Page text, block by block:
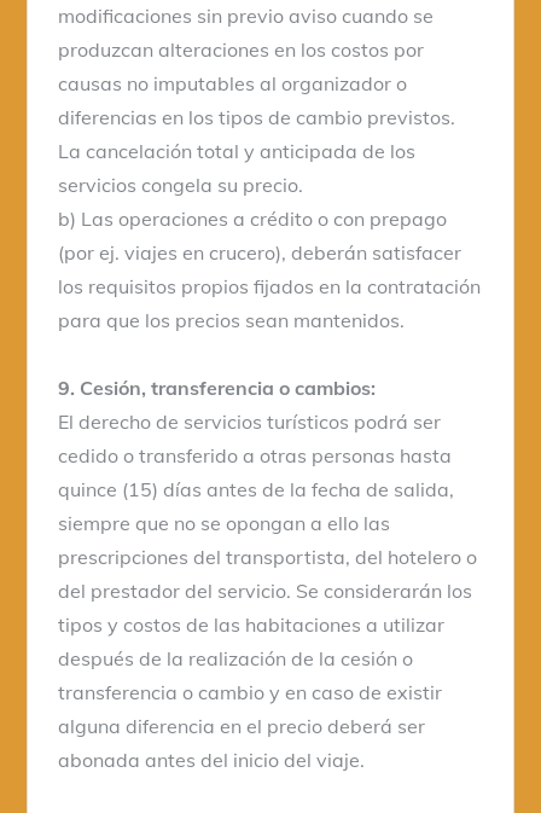
modificaciones sin previo aviso cuando se
produzcan alteraciones en los costos por
causas no imputables al organizador o
diferencias en los tipos de cambio previstos.
La cancelación total y anticipada de los
servicios congela su precio.
b) Las operaciones a crédito o con prepago
(por ej. viajes en crucero), deberán satisfacer
los requisitos propios fijados en la contratación
para que los precios sean mantenidos.
9. Cesión, transferencia o cambios:
El derecho de servicios turísticos podrá ser
cedido o transferido a otras personas hasta
quince (15) días antes de la fecha de salida,
siempre que no se opongan a ello las
prescripciones del transportista, del hotelero o
del prestador del servicio. Se considerarán los
tipos y costos de las habitaciones a utilizar
después de la realización de la cesión o
transferencia o cambio y en caso de existir
alguna diferencia en el precio deberá ser
abonada antes del inicio del viaje.